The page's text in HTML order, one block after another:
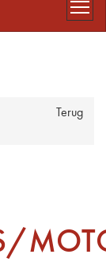
Terug